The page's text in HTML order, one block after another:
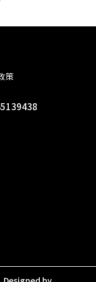
策